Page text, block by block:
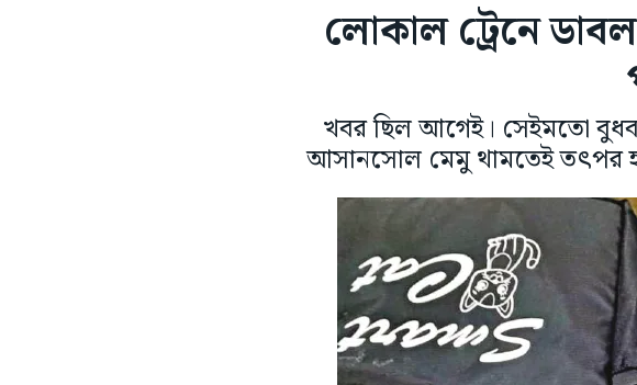
লোকাল ট্রেনে
খবর ছিল আগেই। সেইমতো
আসানসোল মেমু থামতেই তৎপর